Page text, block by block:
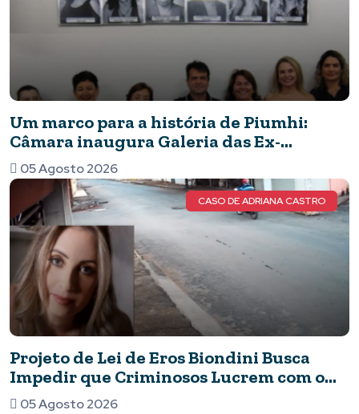
Um marco para a história de Piumhi:
Câmara inaugura Galeria das Ex-
Vereadoras e eterniza o legado das
mulheres no Legislativo
05 Agosto 2026
CASO DE ADRIANA CASTRO
Projeto de Lei de Eros Biondini Busca
Impedir que Criminosos Lucrem com o
Patrimônio de suas Vítimas
05 Agosto 2026